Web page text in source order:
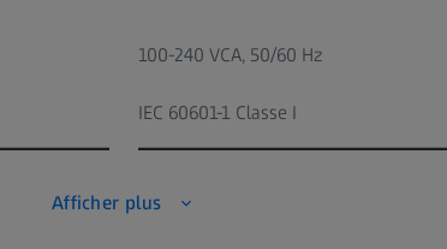
100-240 VCA, 50/60 Hz
IEC 60601-1 Classe I
Afficher plus